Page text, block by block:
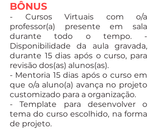
BÔNUS
- Cursos Virtuais com o/a
professor(a) presente em sala
durante todo o tempo. -
Disponibilidade da aula gravada,
durante 15 dias após o curso, para
revisão dos(as) alunos(as).
- Mentoria 15 dias após o curso em
que o/a aluno(a) avança no projeto
customizado para a organização.
- Template para desenvolver o
tema do curso escolhido, na forma
de projeto.